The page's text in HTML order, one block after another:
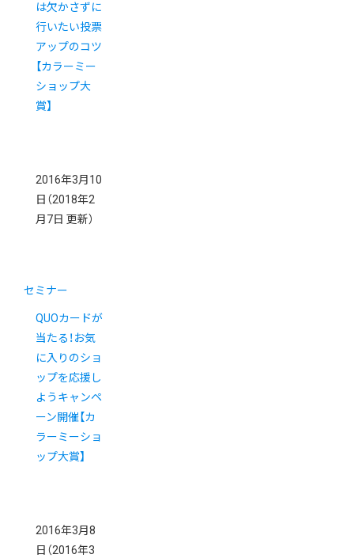
は欠かさずに
行いたい投票
アップのコツ
【カラーミー
ショップ大
賞】
2016年3月10
日 （2018年2
月7日 更新）
セミナー
QUOカードが
当たる！お気
に入りのショ
ップを応援し
ようキャンペ
ーン開催【カ
ラーミーショ
ップ大賞】
2016年3月8
日 （2016年3